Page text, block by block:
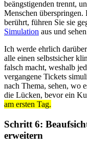
beängstigenden trennt,
Menschen
berührt, führen Sie sie
Simulation aus und
Ich werde ehrlich
alle einen selbstsicher
falsch macht, weshalb
vergangene Tickets
nach Thema, sehen, wo
die Lücken, bevor ein
am ersten Tag.
Schritt 6:
erweitern